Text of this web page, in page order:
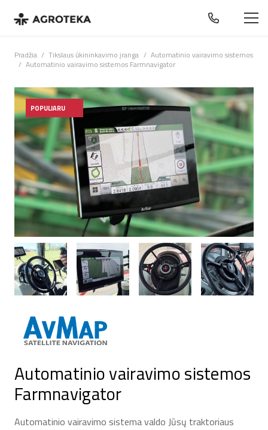
Pradžia / Tikslaus ūkininkavimo įranga / Automatinio vairavimo sistemos
/ Automatinio vairavimo sistemos Farmnavigator
POPULIARU
Automatinio vairavimo sistemos
Farmnavigator
Automatinio vairavimo sistema valdo Jūsų traktoriaus